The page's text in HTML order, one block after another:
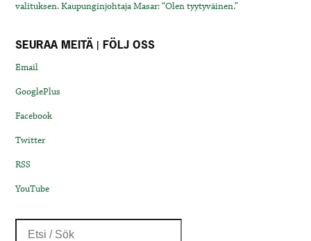
valituksen. Kaupunginjohtaja Masar: “Olen tyytyväinen.”
SEURAA MEITÄ | FÖLJ OSS
Email
GooglePlus
Facebook
Twitter
RSS
YouTube